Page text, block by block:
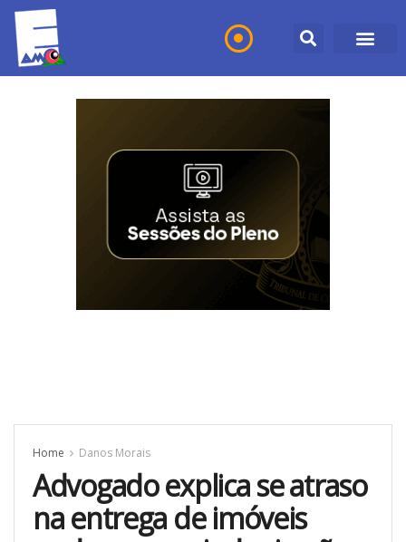
Home Danos Morais
Advogado explica se atraso
na entrega de imóveis